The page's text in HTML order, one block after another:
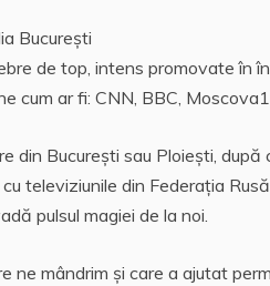
București
de top, intens promovate în
cum ar fi: CNN, BBC,
din București sau Ploiești,
televiziunile din Federația
pulsul magiei de la noi.
ne mândrim și care a ajutat